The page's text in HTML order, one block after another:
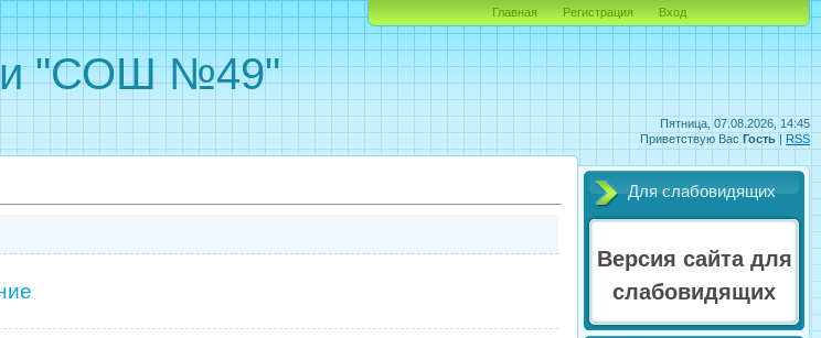
Пятница, 07.08.2026, 14:45
Приветствую Вас Гость | RSS
"СОШ №49"
Главная Регистрация Вход
Для слабовидящих
Версия сайта для
слабовидящих